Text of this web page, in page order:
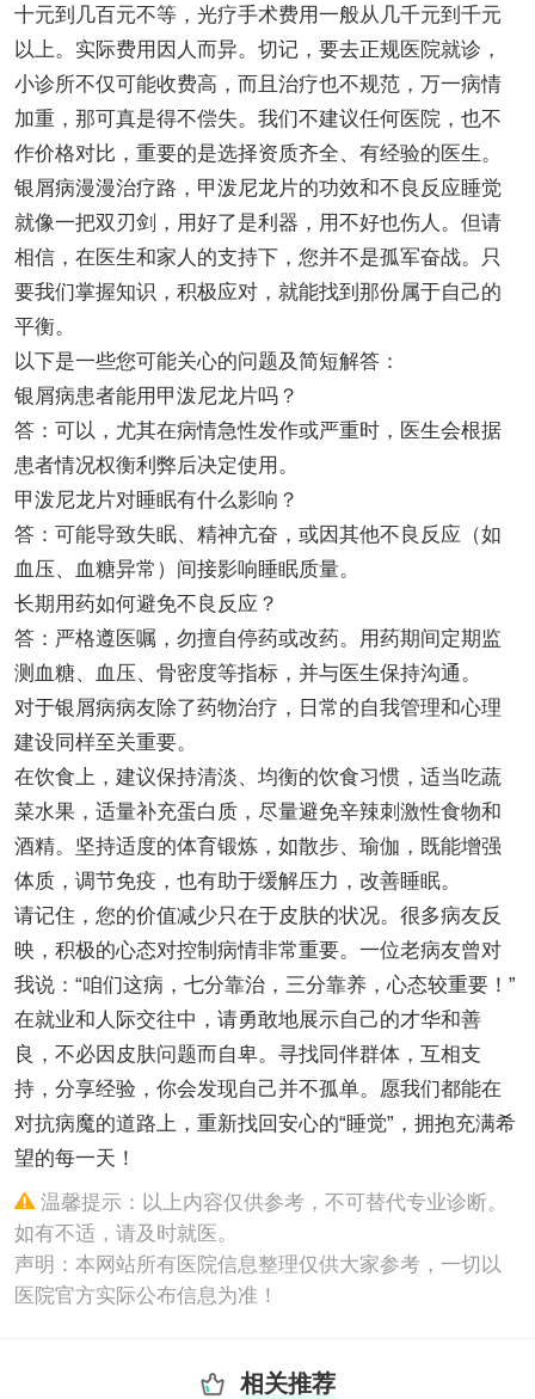
十元到几百元不等，光疗手术费用一般从几千元到千元
以上。实际费用因人而异。切记，要去正规医院就诊，
小诊所不仅可能收费高，而且治疗也不规范，万一病情
加重，那可真是得不偿失。我们不建议任何医院，也不
作价格对比，重要的是选择资质齐全、有经验的医生。
银屑病漫漫治疗路，甲泼尼龙片的功效和不良反应睡觉
就像一把双刃剑，用好了是利器，用不好也伤人。但请
相信，在医生和家人的支持下，您并不是孤军奋战。只
要我们掌握知识，积极应对，就能找到那份属于自己的
平衡。
以下是一些您可能关心的问题及简短解答：
银屑病患者能用甲泼尼龙片吗？
答：可以，尤其在病情急性发作或严重时，医生会根据
患者情况权衡利弊后决定使用。
甲泼尼龙片对睡眠有什么影响？
答：可能导致失眠、精神亢奋，或因其他不良反应（如
血压、血糖异常）间接影响睡眠质量。
长期用药如何避免不良反应？
答：严格遵医嘱，勿擅自停药或改药。用药期间定期监
测血糖、血压、骨密度等指标，并与医生保持沟通。
对于银屑病病友除了药物治疗，日常的自我管理和心理
建设同样至关重要。
在饮食上，建议保持清淡、均衡的饮食习惯，适当吃蔬
菜水果，适量补充蛋白质，尽量避免辛辣刺激性食物和
酒精。坚持适度的体育锻炼，如散步、瑜伽，既能增强
体质，调节免疫，也有助于缓解压力，改善睡眠。
请记住，您的价值减少只在于皮肤的状况。很多病友反
映，积极的心态对控制病情非常重要。一位老病友曾对
我说：“咱们这病，七分靠治，三分靠养，心态较重要！”
在就业和人际交往中，请勇敢地展示自己的才华和善
良，不必因皮肤问题而自卑。寻找同伴群体，互相支
持，分享经验，你会发现自己并不孤单。愿我们都能在
对抗病魔的道路上，重新找回安心的“睡觉”，拥抱充满希
望的每一天！
温馨提示：以上内容仅供参考，不可替代专业诊断。
如有不适，请及时就医。
声明：本网站所有医院信息整理仅供大家参考，一切以
医院官方实际公布信息为准！
相关推荐